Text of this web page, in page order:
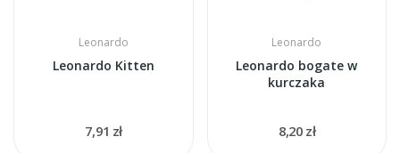
Leonardo
Leonardo Kitten
7,91 zł
Leonardo
Leonardo bogate w
kurczaka
8,20 zł